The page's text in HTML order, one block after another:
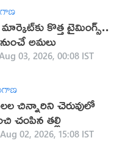
మార్కెట్‌కు కొత్త టైమింగ్స్..
అమలు
03, 2026, 00:08 IST
చిన్నారిని చెరువులో
చంపిన తల్లి
Aug 02, 2026, 15:08 IST